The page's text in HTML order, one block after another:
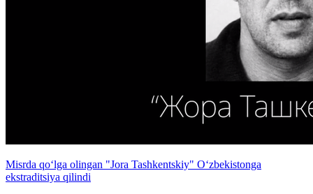
Misrda qo‘lga olingan "Jora Tashkentskiy" O‘zbekistonga
ekstraditsiya qilindi